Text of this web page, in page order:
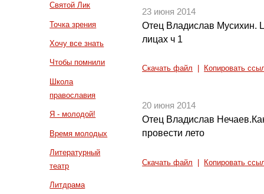
Святой Лик
Точка зрения
Хочу все знать
Чтобы помнили
Школа
православия
Я - молодой!
Время молодых
Литературный
театр
Литдрама
23 июня 2014
Отец Владислав Мусихин.
лицах ч 1
Скачать файл Копировать
20 июня 2014
Отец Владислав
провести лето
Скачать файл Копировать